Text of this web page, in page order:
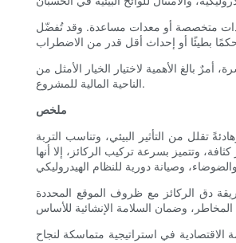
معدات متخصصة أو معدات مساعدة. وقد تُفضّل
أمرٌ بالغ الأهمية لاختيار الخيار الأمثل من
الناحية المالية للمشروع.
ملخص
تقلل من التأثير البيئي، وتناسب التربة
وتتميز بسرعة تركيب الركائز، إلا أنها
دق الركائز مع ظروف الموقع المحددة
الاقتصادية في استراتيجية متماسكة لنجاح